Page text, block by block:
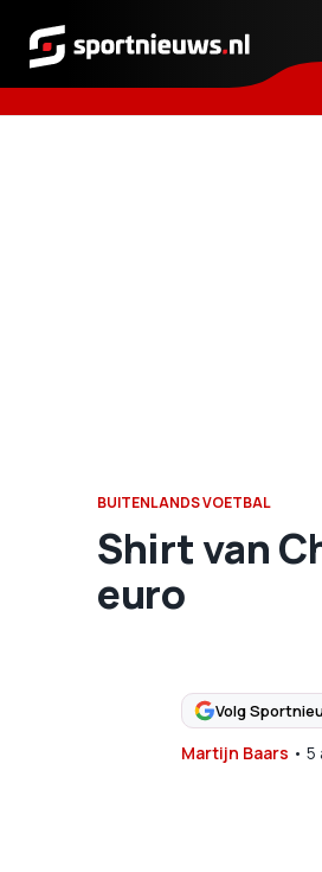
Sportnieuws.nl
BUITENLANDS VOETBAL
Shirt van
euro
Volg
Martijn Baars • 5